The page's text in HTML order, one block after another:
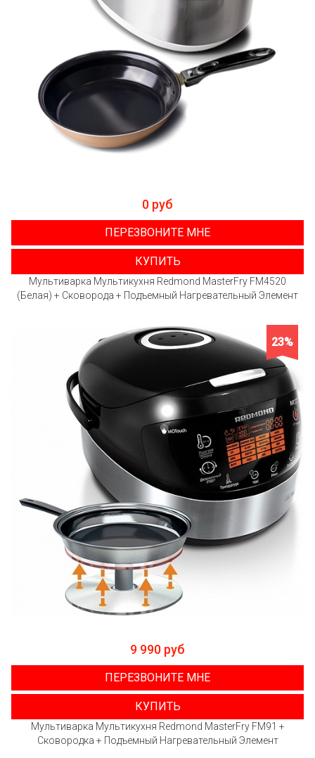
0 руб
ПЕРЕЗВОНИТЕ МНЕ
КУПИТЬ
Мультиварка Мультикухня Redmond MasterFry FM4520
(Белая) + Сковорода + Подъемный Нагревательный Элемент
23%
9 990 руб
ПЕРЕЗВОНИТЕ МНЕ
КУПИТЬ
Мультиварка Мультикухня Redmond MasterFry FM91 +
Сковородка + Подъемный Нагревательный Элемент